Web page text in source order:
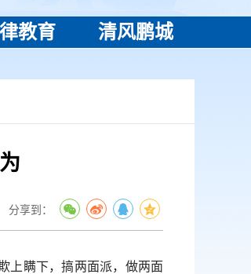
教育 清风鹏城
分享到：
上瞒下，搞两面派，做两面